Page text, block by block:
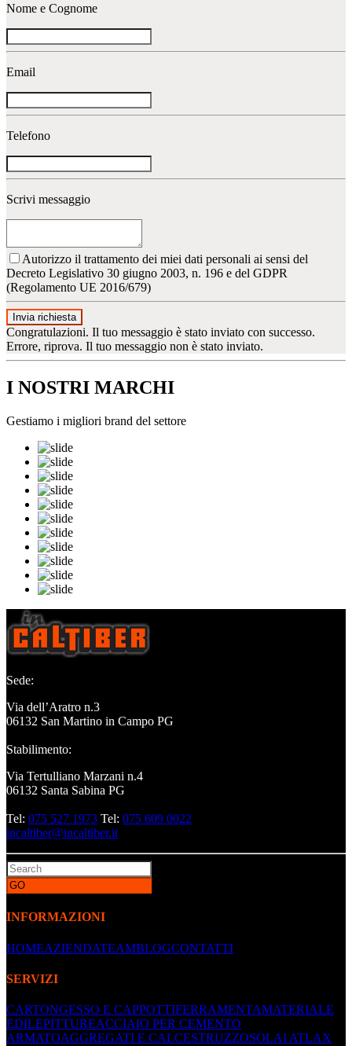
Nome e Cognome
Email
Telefono
Scrivi messaggio
Autorizzo il trattamento dei miei dati personali ai sensi del
Decreto Legislativo 30 giugno 2003, n. 196 e del GDPR
(Regolamento UE 2016/679)
Invia richiesta
Congratulazioni. Il tuo messaggio è stato inviato con successo.
Errore, riprova. Il tuo messaggio non è stato inviato.
I NOSTRI MARCHI
Gestiamo i migliori brand del settore
Sede:
Via dell’Aratro n.3
06132 San Martino in Campo PG
Stabilimento:
Via Tertulliano Marzani n.4
06132 Santa Sabina PG
Tel: 075 527 1973 Tel: 075 609 0022
incaltiber@incaltiber.it
INFORMAZIONI
HOMEAZIENDATEAMBLOGCONTATTI
SERVIZI
CARTONGESSO E CAPPOTTIFERRAMENTAMATERIALE
EDILEPITTUREACCIAIO PER CEMENTO
ARMATOAGGREGATI E CALCESTRUZZOSOLAI ATLAX